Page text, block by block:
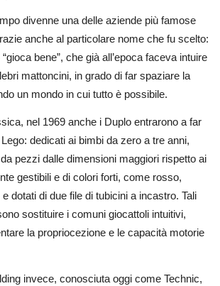
divenne una delle aziende più famose
anche al particolare nome che fu scelto:
bene”, che già all’epoca faceva intuire
mattoncini, in grado di far spaziare la
un mondo in cui tutto è possibile.
nel 1969 anche i Duplo entrarono a far
dedicati ai bimbi da zero a tre anni,
pezzi dalle dimensioni maggiori rispetto ai
gestibili e di colori forti, come rosso,
dotati di due file di tubicini a incastro. Tali
sostituire i comuni giocattoli intuitivi,
la propriocezione e le capacità motorie
invece, conosciuta oggi come Technic,